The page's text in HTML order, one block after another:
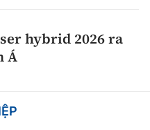
hybrid 2026 ra
Á